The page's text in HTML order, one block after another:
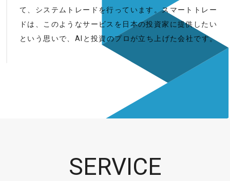
て、システムトレードを行っています。スマートトレー
ドは、このようなサービスを日本の投資家に提供したい
という思いで、AIと投資のプロが立ち上げた会社です。
SERVICE